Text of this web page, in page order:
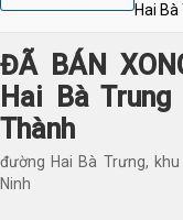
Hai
ĐÃ BÁN
Hai Bà
Thành
đường Hai Bà Trưng,
Ninh